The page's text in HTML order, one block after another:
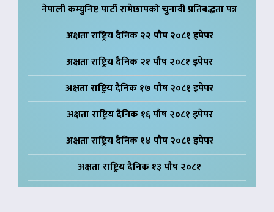
नेपाली कम्युनिष्ट पार्टी रामेछापको चुनावी प्रतिबद्धता पत्र
अक्षता राष्ट्रिय दैनिक २२ पाैष २०८१ इपेपर
अक्षता राष्ट्रिय दैनिक २१ पाैष २०८१ इपेपर
अक्षता राष्ट्रिय दैनिक १७ पाैष २०८१ इपेपर
अक्षता राष्ट्रिय दैनिक १६ पाैष २०८१ इपेपर
अक्षता राष्ट्रिय दैनिक १४ पाैष २०८१ इपेपर
अक्षता राष्ट्रिय दैनिक १३ पाैष २०८१